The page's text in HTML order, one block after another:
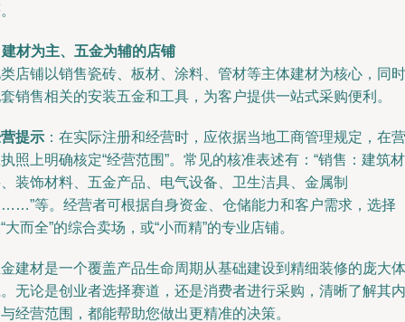
材为主、五金为辅的店铺
店铺以销售瓷砖、板材、涂料、管材等主体建材为核心，同时
销售相关的安装五金和工具，为客户提供一站式采购便利。
提示 ：在实际注册和经营时，应依据当地工商管理规定，在营
照上明确核定“经营范围”。常见的核准表述有：“销售：建筑材
装饰材料、五金产品、电气设备、卫生洁具、金属制
等。经营者可根据自身资金、仓储能力和客户需求，选择
大而全”的综合卖场，或“小而精”的专业店铺。
建材是一个覆盖产品生命周期从基础建设到精细装修的庞大体
无论是创业者选择赛道，还是消费者进行采购，清晰了解其内
经营范围，都能帮助您做出更精准的决策。